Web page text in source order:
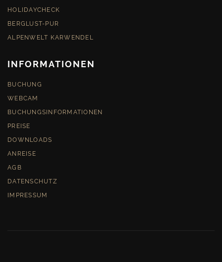
HOLIDAYCHECK
BERGLUST-PUR
ALPENWELT KARWENDEL
INFORMATIONEN
BUCHUNG
WEBCAM
BUCHUNGSINFORMATIONEN
PREISE
DOWNLOADS
ANREISE
AGB
DATENSCHUTZ
IMPRESSUM